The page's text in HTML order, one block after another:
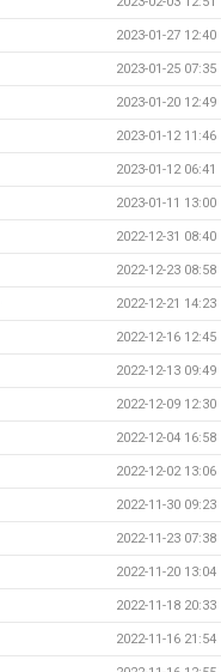
2023-01-27 12:40
2023-01-25 07:35
2023-01-20 12:49
2023-01-12 11:46
2023-01-12 06:41
2023-01-11 13:00
2022-12-31 08:40
2022-12-23 08:58
2022-12-21 14:23
2022-12-16 12:45
2022-12-13 09:49
2022-12-09 12:30
2022-12-04 16:58
2022-12-02 13:06
2022-11-30 09:23
2022-11-23 07:38
2022-11-20 13:04
2022-11-18 20:33
2022-11-16 21:54